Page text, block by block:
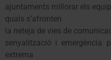
ajuntaments millorar els
quals s’afronten
la neteja de vies de
senyalització i emergència
extrema